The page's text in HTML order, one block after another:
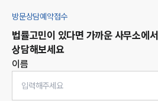
방문상담예약접수
법률고민이 있다면 가까운 사무소에서
상담해보세요
이름